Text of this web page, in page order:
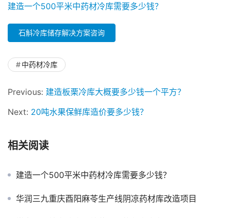
建造一个500平米中药材冷库需要多少钱？
石斛冷库储存解决方案咨询
中药材冷库
Previous: 建造板栗冷库大概要多少钱一个平方？
Next: 20吨水果保鲜库造价要多少钱？
相关阅读
建造一个500平米中药材冷库需要多少钱？
华润三九重庆酉阳麻苓生产线阴凉药材库改造项目